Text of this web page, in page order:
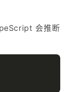
会推断